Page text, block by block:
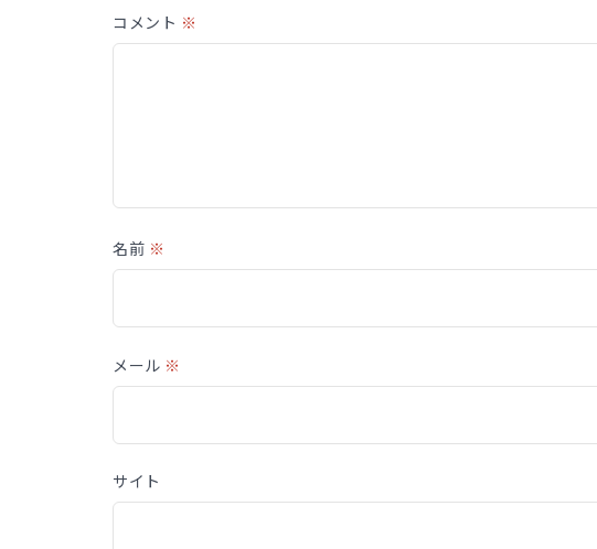
コメント ※
名前 ※
メール ※
サイト